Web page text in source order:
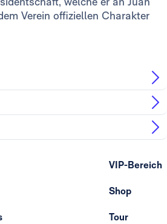
Verein offiziellen Charakter
VIP-Bereich
Shop
Tour